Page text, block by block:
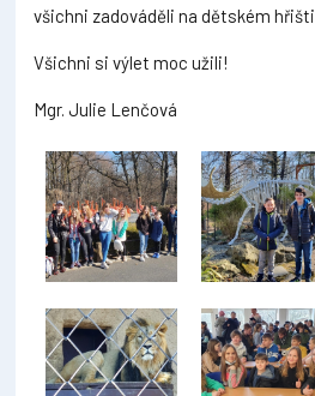
všichni zadováděli na dětském hřišti.
Všichni si výlet moc užili!
Mgr. Julie Lenčová